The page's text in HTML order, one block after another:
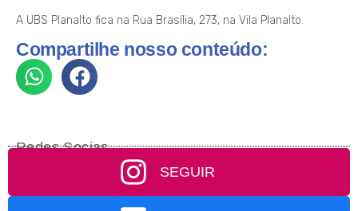
A UBS Planalto fica na Rua Brasília, 273, na Vila Planalto.
Compartilhe nosso conteúdo:
Redes Socias
SEGUIR